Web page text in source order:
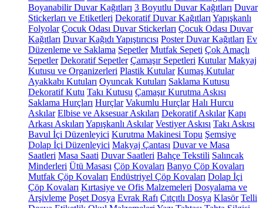
Boyanabilir Duvar Kağıtları 3 Boyutlu Duvar Kağıtları Duvar
Stickerları ve Etiketleri Dekoratif Duvar Kağıtları Yapışkanlı
Folyolar Çocuk Odası Duvar Stickerları Çocuk Odası Duvar
Kağıtları Duvar Kağıdı Yapıştırıcısı Poster Duvar Kağıtları Ev
Düzenleme ve Saklama Sepetler Mutfak Sepeti Çok Amaçlı
Sepetler Dekoratif Sepetler Çamaşır Sepetleri Kutular Makyaj
Kutusu ve Organizerleri Plastik Kutular Kumaş Kutular
Ayakkabı Kutuları Oyuncak Kutuları Saklama Kutusu
Dekoratif Kutu Takı Kutusu Çamaşır Kurutma Askısı
Saklama Hurçları Hurçlar Vakumlu Hurçlar Halı Hurcu
Askılar Elbise ve Aksesuar Askıları Dekoratif Askılar Kapı
Arkası Askıları Yapışkanlı Askılar Vestiyer Askısı Takı Askısı
Bavul İçi Düzenleyici Kurutma Makinesi Topu Şemsiye
Dolap İçi Düzenleyici Makyaj Çantası Duvar ve Masa
Saatleri Masa Saati Duvar Saatleri Bahçe Tekstili Salıncak
Minderleri Ütü Masası Çöp Kovaları Banyo Çöp Kovaları
Mutfak Çöp Kovaları Endüstriyel Çöp Kovaları Dolap İçi
Çöp Kovaları Kırtasiye ve Ofis Malzemeleri Dosyalama ve
Arşivleme Poşet Dosya Evrak Rafı Çıtçıtlı Dosya Klasör Telli